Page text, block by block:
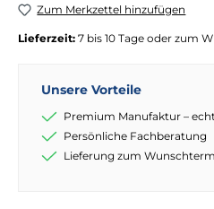
Zum Merkzettel hinzufügen
Lieferzeit: 7 bis 10 Tage oder zum
Unsere Vorteile
Premium Manufaktur –
Persönliche Fachberatung
Lieferung zum